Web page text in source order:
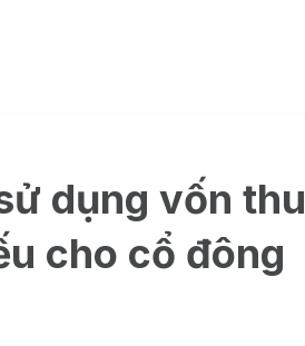
dụng vốn thu
cho cổ đông